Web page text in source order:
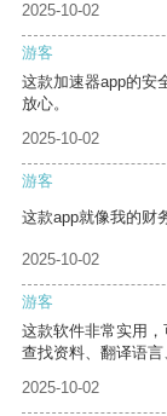
2025-10-02
游客
这款加速器app的安
放心。
2025-10-02
游客
这款app就像我的财
2025-10-02
游客
这款软件非常实用
查找资料、翻译语言
2025-10-02